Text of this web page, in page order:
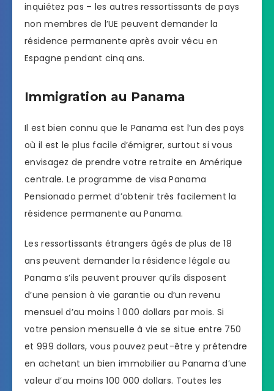
inquiétez pas – les autres ressortissants de pays
non membres de l’UE peuvent demander la
résidence permanente après avoir vécu en
Espagne pendant cinq ans.
Immigration au Panama
Il est bien connu que le Panama est l’un des pays
où il est le plus facile d’émigrer, surtout si vous
envisagez de prendre votre retraite en Amérique
centrale. Le programme de visa Panama
Pensionado permet d’obtenir très facilement la
résidence permanente au Panama.
Les ressortissants étrangers âgés de plus de 18
ans peuvent demander la résidence légale au
Panama s’ils peuvent prouver qu’ils disposent
d’une pension à vie garantie ou d’un revenu
mensuel d’au moins 1 000 dollars par mois. Si
votre pension mensuelle à vie se situe entre 750
et 999 dollars, vous pouvez peut-être y prétendre
en achetant un bien immobilier au Panama d’une
valeur d’au moins 100 000 dollars. Toutes les